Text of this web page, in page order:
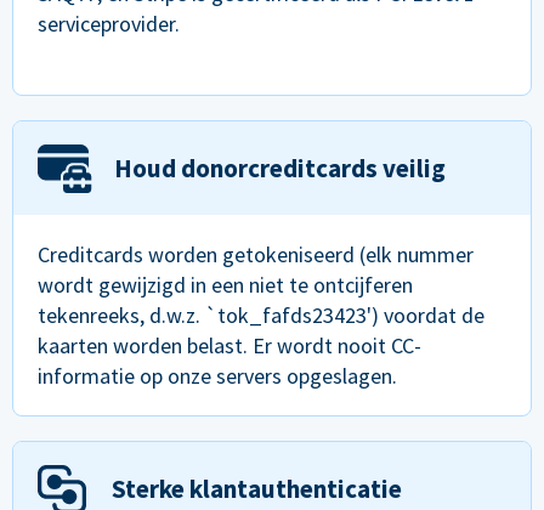
serviceprovider.
Houd donorcreditcards veilig
Creditcards worden getokeniseerd (elk nummer
wordt gewijzigd in een niet te ontcijferen
tekenreeks, d.w.z. `tok_fafds23423') voordat de
kaarten worden belast. Er wordt nooit CC-
informatie op onze servers opgeslagen.
Sterke klantauthenticatie